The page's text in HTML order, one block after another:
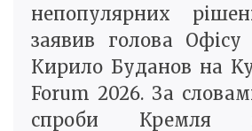
непопулярних
заявив голова Офісу
Кирило Буданов на
Forum 2026. За
спроби Кремля